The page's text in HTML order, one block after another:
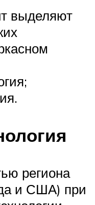
выделяют
региона
и США) при